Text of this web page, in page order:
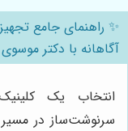
آگاهانه با دکتر موسوی
انتخاب یک
سرنوشت‌ساز در